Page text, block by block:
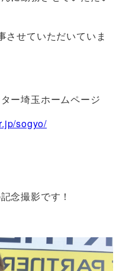
させていただいていま
ー埼玉ホームページ
sogyo/
念撮影です！